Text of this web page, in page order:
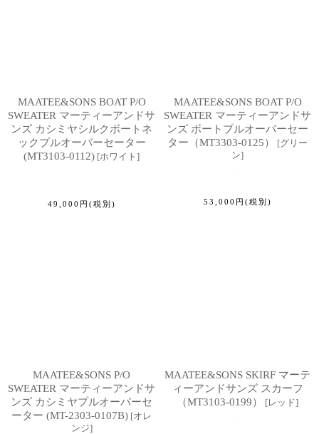
MAATEE&SONS BOAT P/O
SWEATER マーティーアンドサ
ンズ カシミヤシルクボートネ
ックプルオーバーセーター
(MT3103-0112) [ホワイト ]
49,000 円 (税別)
MAATEE&SONS BOAT P/O
SWEATER マーティーアンドサ
ンズ ボートプルオーバーセー
ター（MT3303-0125）
[グリー
ン]
53,000 円 (税別)
MAATEE&SONS P/O
SWEATER マーティーアンドサ
ンズ カシミヤプルオーバーセ
ーター (MT-2303-0107B) [オレ
ンジ]
MAATEE&SONS SKIRF マーテ
ィーアンドサンズ スカーフ
（MT3103-0199）
[レッド]